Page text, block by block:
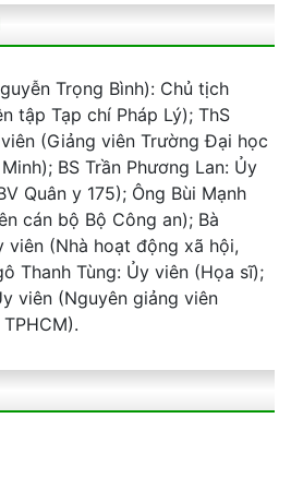
Trọng Bình): Chủ tịch
tập Tạp chí Pháp Lý); ThS
(Giảng viên Trường Đại học
BS Trần Phương Lan: Ủy
Quân y 175); Ông Bùi Mạnh
cán bộ Bộ Công an); Bà
viên (Nhà hoạt động xã hội,
Thanh Tùng: Ủy viên (Họa sĩ);
viên (Nguyên giảng viên